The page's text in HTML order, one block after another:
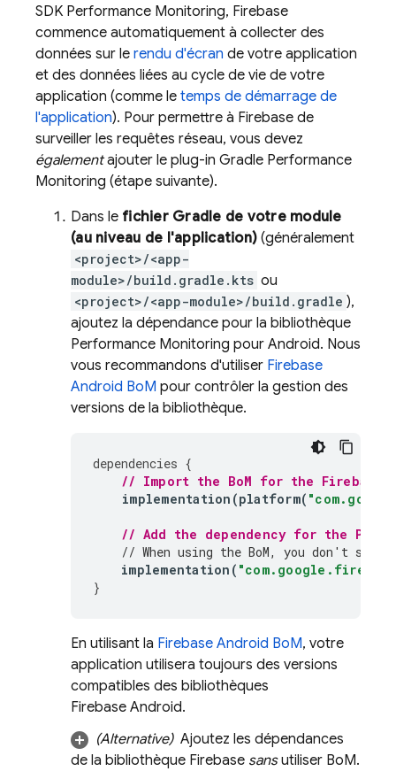
SDK Performance Monitoring, Firebase
commence automatiquement à collecter des
données sur le rendu d'écran de votre application
et des données liées au cycle de vie de votre
application (comme le temps de démarrage de
l'application). Pour permettre à Firebase de
surveiller les requêtes réseau, vous devez
égalementajouter le plug-in Gradle Performance
Monitoring (étape suivante).
Dans le fichier Gradle de votre module
(au niveau de l'application) (généralement
<project>/<app-
module>/build.gradle.kts ou
<project>/<app-module>/build.gradle ),
ajoutez la dépendance pour la bibliothèque
Performance Monitoring pour Android. Nous
vous recommandons d'utiliser Firebase
Android BoM pour contrôler la gestion des
versions de la bibliothèque.
dependencies {
// Import the BoM for the Firebase
implementation (platform(
// Add the dependency for the
// When using the BoM, you don't
implementation (
}
En utilisant la Firebase Android BoM, votre
application utilisera toujours des versions
compatibles des bibliothèques
Firebase Android.
(Alternative)Ajoutez les dépendances
de la bibliothèque Firebase sansutiliser BoM.